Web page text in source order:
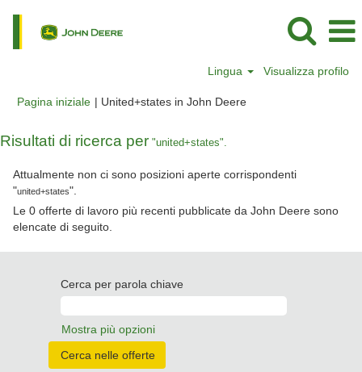
Lingua Visualizza profilo
Pagina iniziale | United+states in John Deere(pagina
Risultati di ricerca per "united+states".
Attualmente non ci sono posizioni aperte corrispondenti
"united+states".
Le 0 offerte di lavoro più recenti pubblicate da John Deere sono
elencate di seguito.
Cerca per parola chiave
Mostra più opzioni